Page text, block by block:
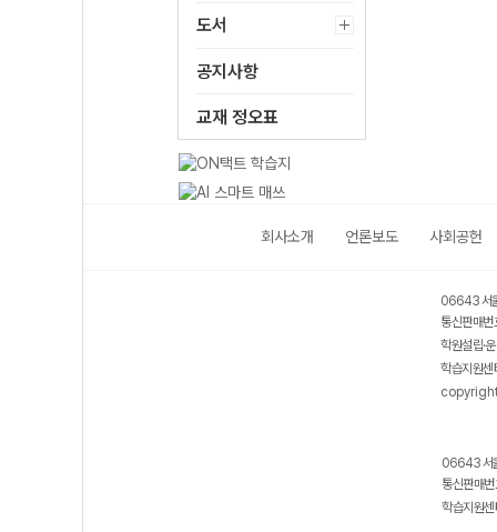
도서
공지사항
교재 정오표
회사소개 언론보도 사회공헌
06643 서
통신판매
학원설립·
학습지원
06643 서
통신판매
학습지원